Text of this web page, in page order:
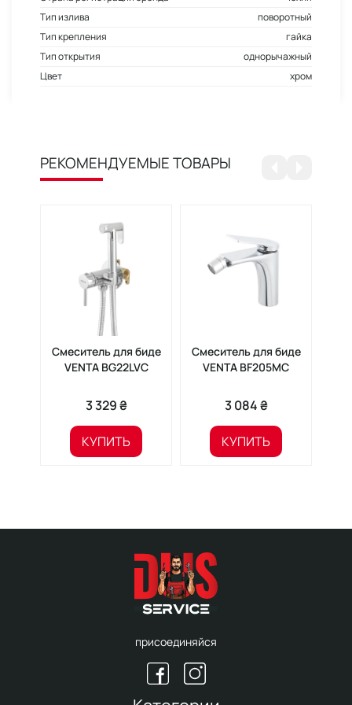
Тип излива
поворотный
Тип крепления
гайка
Тип открытия
однорычажный
Цвет
хром
РЕКОМЕНДУЕМЫЕ ТОВАРЫ
Смеситель для биде
VENTA BG22LVC
3 329 ₴
КУПИТЬ
Смеситель для биде
VENTA BF205MC
3 084 ₴
КУПИТЬ
присоединяйся